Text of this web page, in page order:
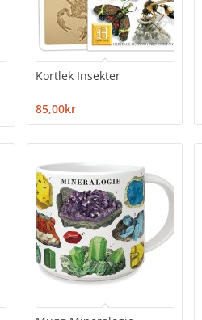
Kortlek Insekter
85,00kr